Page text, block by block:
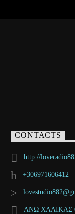
CONTACTS
http://
+306971606412
ΑΝΩ ΧΑΛΙΚΑΣ